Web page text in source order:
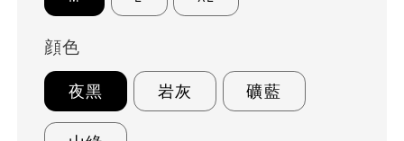
顔色
夜黑 岩灰 礦藍